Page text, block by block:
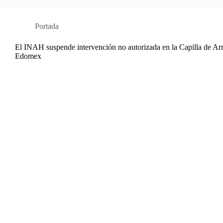
Portada
El INAH suspende intervención no autorizada en la Capilla de
Edomex